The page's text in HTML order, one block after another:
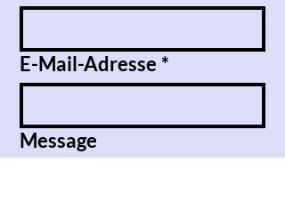
E-Mail-Adresse *
Message